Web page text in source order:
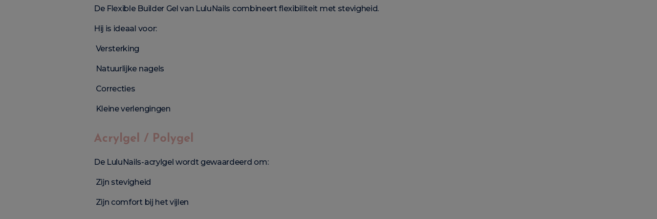
De Flexible Builder Gel van LuluNails combineert flexibiliteit met stevigheid.
Hij is ideaal voor:
Versterking
Natuurlijke nagels
Correcties
Kleine verlengingen
Acrylgel / Polygel
De LuluNails-acrylgel wordt gewaardeerd om:
Zijn stevigheid
Zijn comfort bij het vijlen